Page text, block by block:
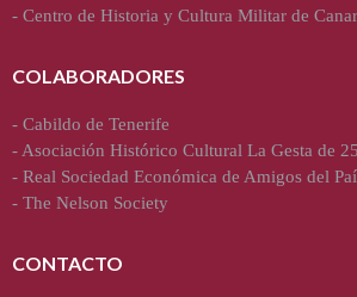
- Centro de Historia y Cultura Militar de
COLABORADORES
- Cabildo de Tenerife
- Asociación Histórico Cultural La Gesta de
- Real Sociedad Económica de Amigos del
- The Nelson Society
CONTACTO